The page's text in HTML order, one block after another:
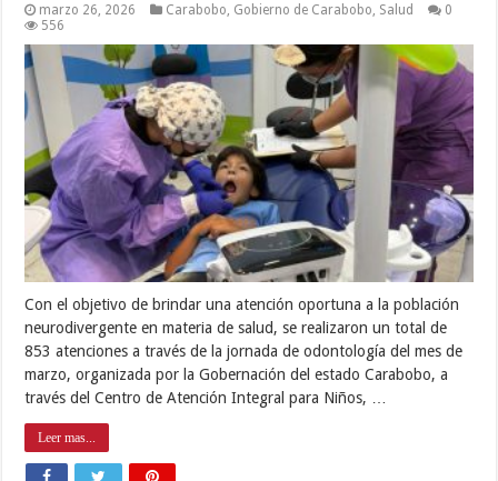
marzo 26, 2026 Carabobo Gobierno de Carabobo Salud
0
556
Con el objetivo de brindar una atención oportuna a la población
neurodivergente en materia de salud, se realizaron un total de
853 atenciones a través de la jornada de odontología del mes de
marzo, organizada por la Gobernación del estado Carabobo, a
través del Centro de Atención Integral para Niños, …
Leer mas...